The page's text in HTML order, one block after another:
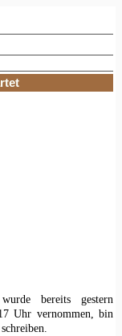
bereits gestern
Uhr vernommen, bin